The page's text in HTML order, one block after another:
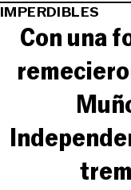
IMPERDIBLES
Con una